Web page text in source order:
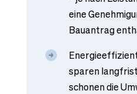
eine
Bauantrag
sparen
schonen die